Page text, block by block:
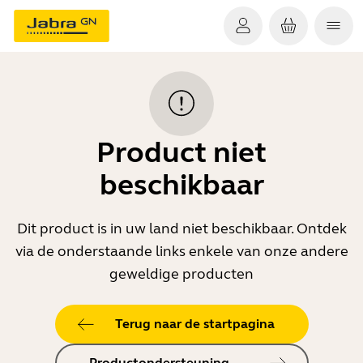
Product niet
beschikbaar
Dit product is in uw land niet beschikbaar. Ontdek
via de onderstaande links enkele van onze andere
geweldige producten
Terug naar de startpagina